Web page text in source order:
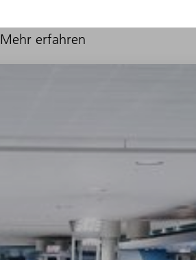
Mehr erfahren